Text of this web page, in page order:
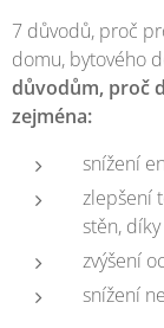
7 důvodů, proč
domu, bytového
důvodům, proč
zejména:
snížení
zlepšení
stěn,
zvýšení
snížení